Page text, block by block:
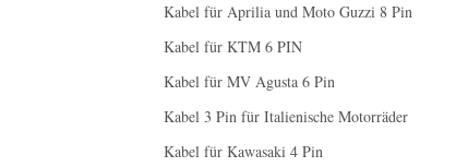
Kabel für Aprilia und Moto Guzzi 8 Pin
Kabel für KTM 6 PIN
Kabel für MV Agusta 6 Pin
Kabel 3 Pin für Italienische Motorräder
Kabel für Kawasaki 4 Pin